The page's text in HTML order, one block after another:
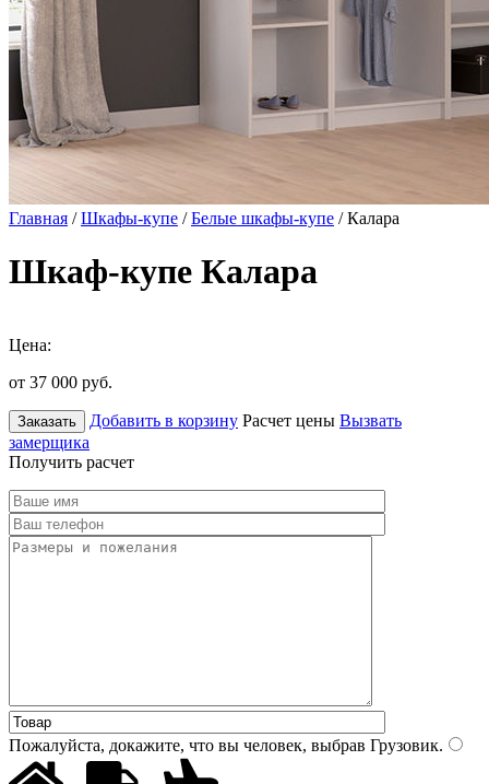
Главная /Шкафы-купе /Белые шкафы-купе / Калара
Шкаф-купе Калара
Цена:
от 37 000 руб.
Заказать Добавить в корзину Расчет цены Вызвать
замерщика
Получить расчет
Пожалуйста, докажите, что вы человек, выбрав Грузовик.